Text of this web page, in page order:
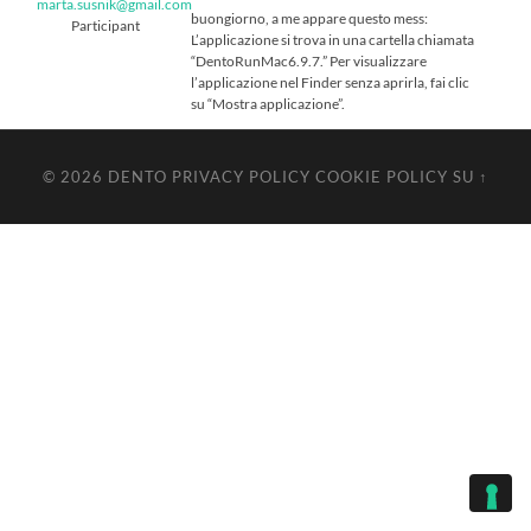
marta.susnik@gmail.com
Participant
buongiorno, a me appare questo mess:
L’applicazione si trova in una cartella chiamata
“DentoRunMac6.9.7.” Per visualizzare
l’applicazione nel Finder senza aprirla, fai clic
su “Mostra applicazione”.
© 2026 DENTO PRIVACY POLICY COOKIE POLICY SU ↑